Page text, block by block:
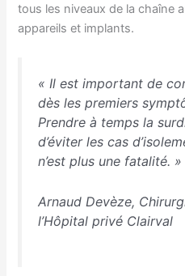
tous les niveaux de la chaîne
appareils et implants.
«Il est important de
dès les premiers
Prendre à temps la
d’éviter les cas
n’est plus une fatalité. »
Arnaud Devèze,
l’Hôpital privé Clairval